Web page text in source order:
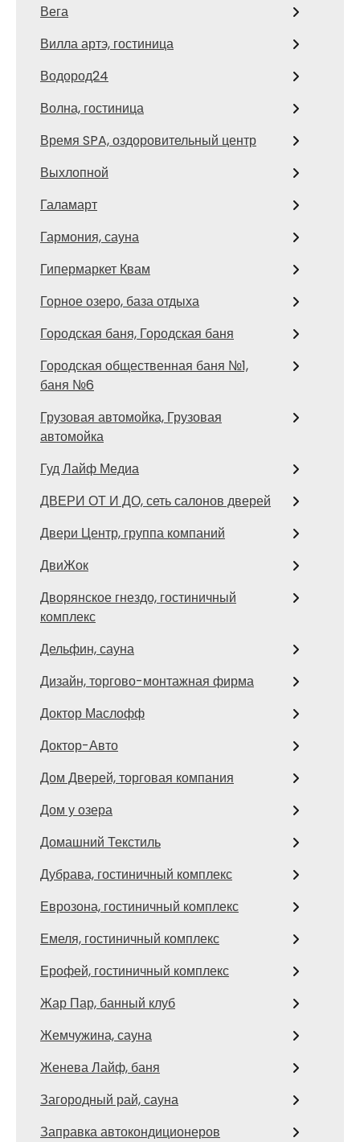
Вега
Вилла артэ, гостиница
Водород24
Волна, гостиница
Время SPA, оздоровительный центр
Выхлопной
Галамарт
Гармония, сауна
Гипермаркет Квам
Горное озеро, база отдыха
Городская баня, Городская баня
Городская общественная баня №1,
баня №6
Грузовая автомойка, Грузовая
автомойка
Гуд Лайф Медиа
ДВЕРИ ОТ И ДО, сеть салонов дверей
Двери Центр, группа компаний
ДвиЖок
Дворянское гнездо, гостиничный
комплекс
Дельфин, сауна
Дизайн, торгово-монтажная фирма
Доктор Маслофф
Доктор-Авто
Дом Дверей, торговая компания
Дом у озера
Домашний Текстиль
Дубрава, гостиничный комплекс
Еврозона, гостиничный комплекс
Емеля, гостиничный комплекс
Ерофей, гостиничный комплекс
Жар Пар, банный клуб
Жемчужина, сауна
Женева Лайф, баня
Загородный рай, сауна
Заправка автокондиционеров